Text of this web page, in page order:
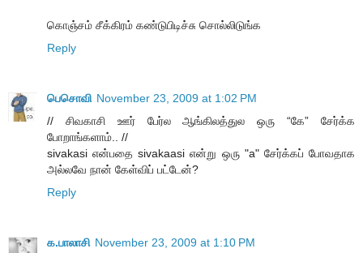
கொஞ்சம் சீக்கிரம் கண்டுபிடிச்சு சொல்லிடுங்க
Reply
பெசொவி November 23, 2009 at 1:02 PM
// சிவகாசி ஊர் பேர்ல ஆங்கிலத்துல ஒரு “கே” சேர்க்க
போறாங்களாம்.. //
sivakasi என்பதை sivakaasi என்று ஒரு "a" சேர்க்கப் போவதாக
அல்லவே நான் கேள்விப் பட்டேன்?
Reply
க.பாலாசி November 23, 2009 at 1:10 PM